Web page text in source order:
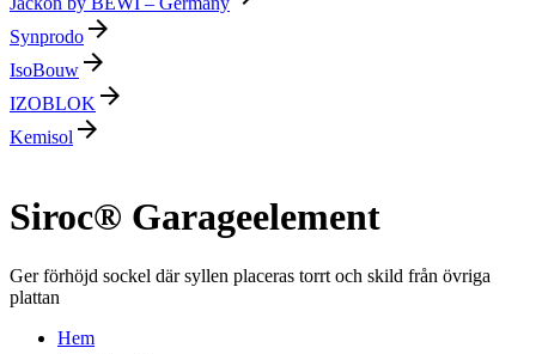
Synprodo arrow_forward
IsoBouw arrow_forward
IZOBLOK arrow_forward
Kemisol arrow_forward
Siroc® Garageelement
Ger förhöjd sockel där syllen placeras torrt och skild från övriga
plattan
Hem